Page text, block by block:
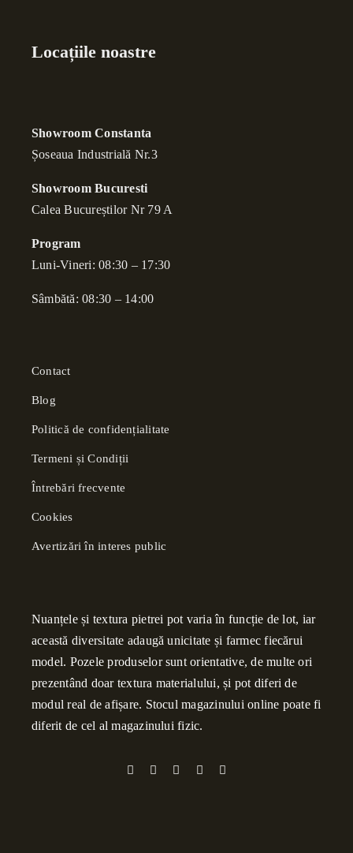
Locațiile noastre
Showroom Constanta
Șoseaua Industrială Nr.3
Showroom Bucuresti
Calea Bucureștilor Nr 79 A
Program
Luni-Vineri: 08:30 – 17:30
Sâmbătă: 08:30 – 14:00
Contact
Blog
Politică de confidențialitate
Termeni și Condiții
Întrebări frecvente
Cookies
Avertizări în interes public
Nuanțele și textura pietrei pot varia în funcție de lot, iar
această diversitate adaugă unicitate și farmec fiecărui
model. Pozele produselor sunt orientative, de multe ori
prezentând doar textura materialului, și pot diferi de
modul real de afișare. Stocul magazinului online poate fi
diferit de cel al magazinului fizic.